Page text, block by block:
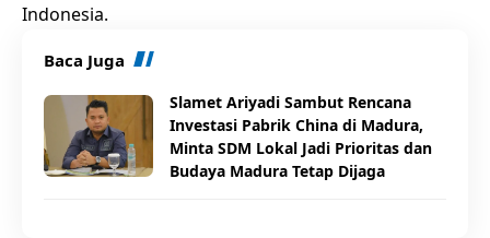
Indonesia.
Baca Juga
Slamet Ariyadi Sambut Rencana
Investasi Pabrik China di Madura,
Minta SDM Lokal Jadi Prioritas dan
Budaya Madura Tetap Dijaga